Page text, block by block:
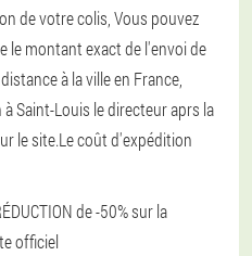
de votre colis, Vous pouvez
le montant exact de l'envoi de
à la ville en France,
Saint-Louis le directeur aprs la
le site.Le coût d'expédition
de -50% sur la
officiel